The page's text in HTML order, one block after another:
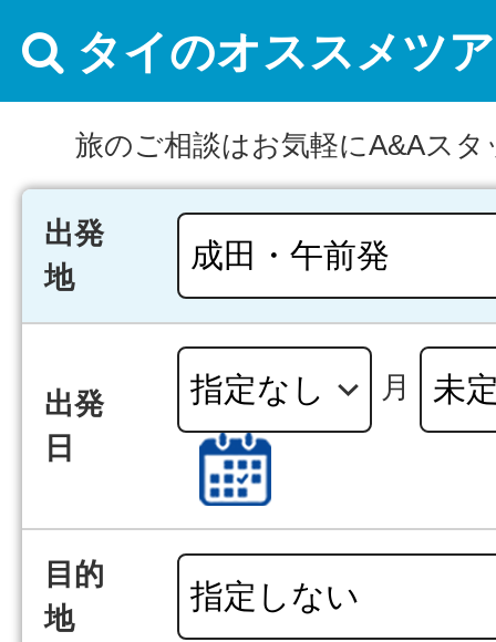
タイのオススメツ
旅のご相談はお気軽にA&Aスタ
出発
地
出発
日
月
目的
地